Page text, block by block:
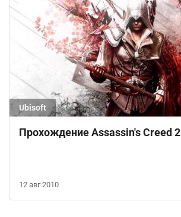
Ubisoft
Прохождение Assassin's Creed 2
12 авг 2010